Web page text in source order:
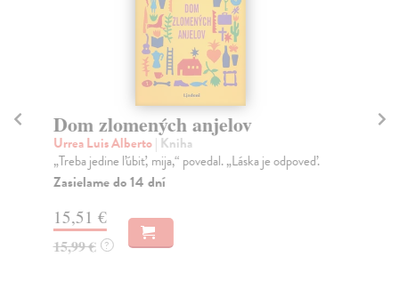
Dom zlomených anjelov
Urrea Luis Alberto| Kniha
„Treba jedine ľúbiť, mija,“ povedal. „Láska je odpoveď.
Zasielame do 14 dní
15,51 €
15,99 € ?